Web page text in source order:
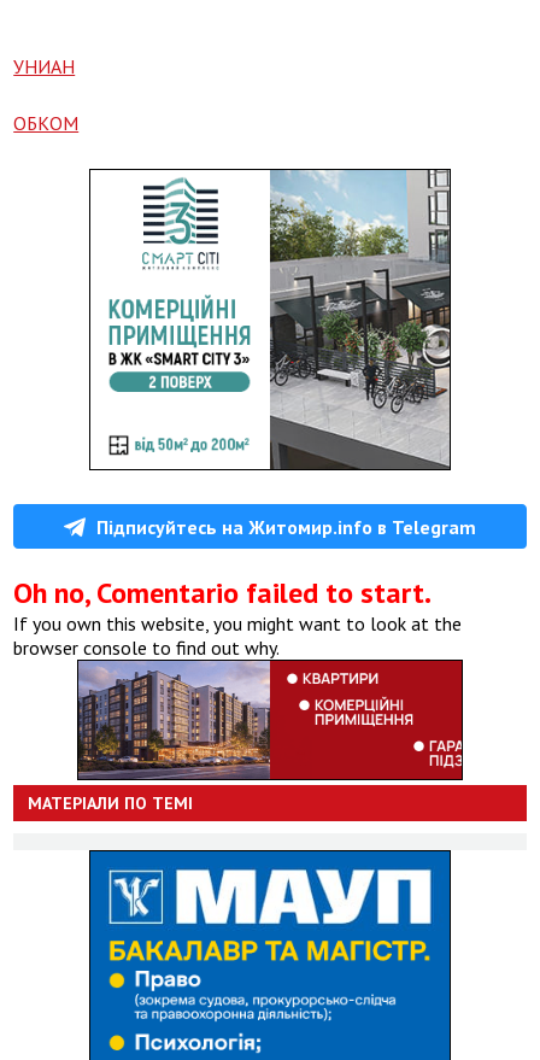
УНИАН
ОБКОМ
Підписуйтесь на Житомир.info в Telegram
Oh no, Comentario failed to start.
If you own this website, you might want to look at the
browser console to find out why.
МАТЕРІАЛИ ПО ТЕМІ